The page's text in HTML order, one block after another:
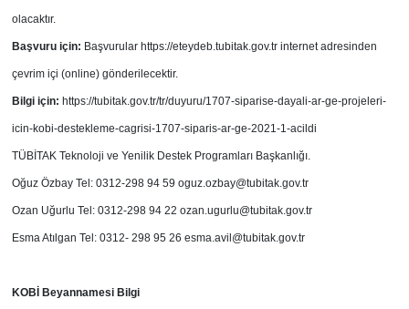
olacaktır.
Başvuru için: Başvurular https://eteydeb.tubitak.gov.tr internet adresinden
çevrim içi (online) gönderilecektir.
Bilgi için: https://tubitak.gov.tr/tr/duyuru/1707-siparise-dayali-ar-ge-projeleri-
icin-kobi-destekleme-cagrisi-1707-siparis-ar-ge-2021-1-acildi
TÜBİTAK Teknoloji ve Yenilik Destek Programları Başkanlığı.
Oğuz Özbay Tel: 0312-298 94 59 oguz.ozbay@tubitak.gov.tr
Ozan Uğurlu Tel: 0312-298 94 22 ozan.ugurlu@tubitak.gov.tr
Esma Atılgan Tel: 0312- 298 95 26 esma.avil@tubitak.gov.tr
KOBİ Beyannamesi Bilgi